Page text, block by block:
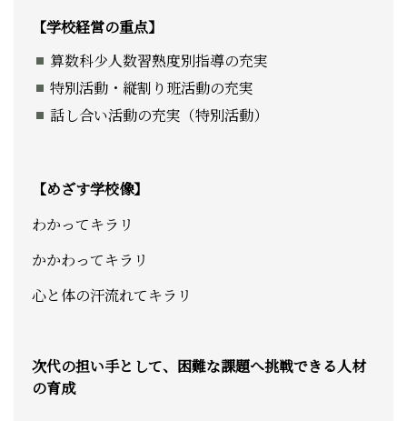
【学校経営の重点】
算数科少人数習熟度別指導の充実
特別活動・縦割り班活動の充実
話し合い活動の充実（特別活動）
【めざす学校像】
わかってキラリ
かかわってキラリ
心と体の汗流れてキラリ
次代の担い手として、困難な課題へ挑戦できる人材
の育成